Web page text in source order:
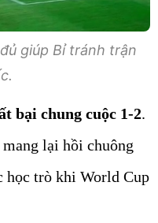
giúp Bỉ tránh trận
bại chung cuộc 1-2.
lại hồi chuông
học trò khi World Cup